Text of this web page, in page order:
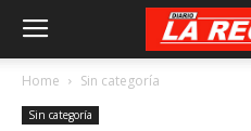
Home Sin categoría
Sin categoría